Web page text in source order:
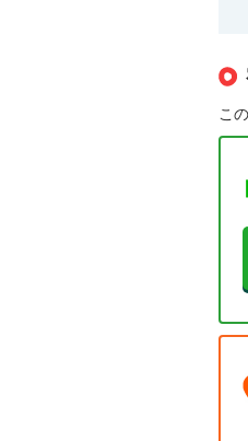
こ